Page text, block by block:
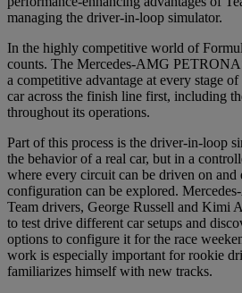
managing the driver-in-loop simulator.
In the highly competitive world of
counts. The Mercedes-AMG
a competitive advantage at every stage
car across the finish line first, including
throughout its operations.
Part of this process is the driver-in-loop
the behavior of a real car, but in a
where every circuit can be driven on and
configuration can be explored.
Team drivers, George Russell and Kimi
to test drive different car setups and
options to configure it for the race
work is especially important for rookie
familiarizes himself with new tracks.